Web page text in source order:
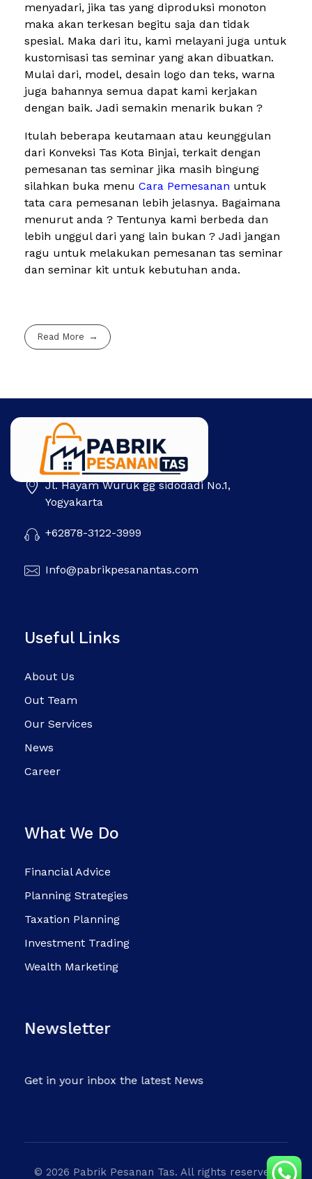
menyadari, jika tas yang diproduksi monoton
maka akan terkesan begitu saja dan tidak
spesial. Maka dari itu, kami melayani juga untuk
kustomisasi tas seminar yang akan dibuatkan.
Mulai dari, model, desain logo dan teks, warna
juga bahannya semua dapat kami kerjakan
dengan baik. Jadi semakin menarik bukan ?
Itulah beberapa keutamaan atau keunggulan
dari Konveksi Tas Kota Binjai, terkait dengan
pemesanan tas seminar jika masih bingung
silahkan buka menu Cara Pemesanan untuk
tata cara pemesanan lebih jelasnya. Bagaimana
menurut anda ? Tentunya kami berbeda dan
lebih unggul dari yang lain bukan ? Jadi jangan
ragu untuk melakukan pemesanan tas seminar
dan seminar kit untuk kebutuhan anda.
Read More
Pabrik Pesanan Tas Jl. Hayam Wuruk gg sidodadi No.1,
Yogyakarta
+62878-3122-3999
Info@pabrikpesanantas.com
Useful Links
About Us
Out Team
Our Services
News
Career
What We Do
Financial Advice
Planning Strategies
Taxation Planning
Investment Trading
Wealth Marketing
Newsletter
Get in your inbox the latest News
© 2026 Pabrik Pesanan Tas. All rights reserved.